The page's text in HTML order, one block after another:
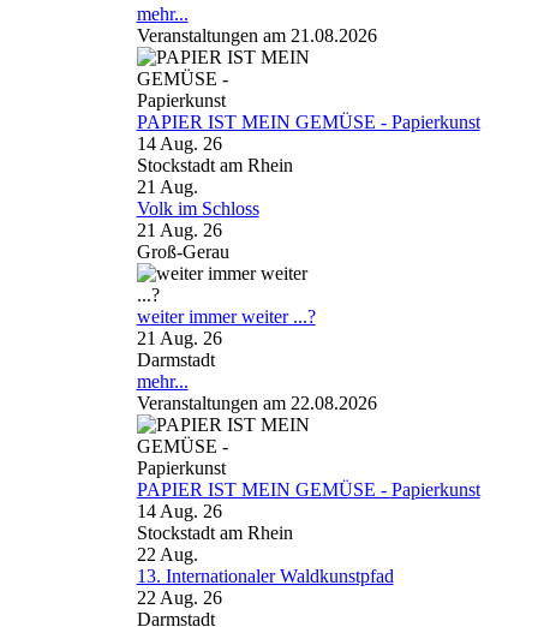
mehr...
Veranstaltungen am 21.08.2026
PAPIER IST MEIN GEMÜSE - Papierkunst
14 Aug. 26
Stockstadt am Rhein
21 Aug.
Volk im Schloss
21 Aug. 26
Groß-Gerau
weiter immer weiter ...?
21 Aug. 26
Darmstadt
mehr...
Veranstaltungen am 22.08.2026
PAPIER IST MEIN GEMÜSE - Papierkunst
14 Aug. 26
Stockstadt am Rhein
22 Aug.
13. Internationaler Waldkunstpfad
22 Aug. 26
Darmstadt